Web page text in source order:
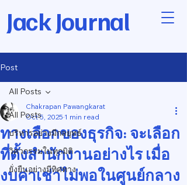
Jack Journal
Post
All Posts
บริหารอย่างมีกลยุทธ์
วิศวกรรมในทุกมิติ
ยั่งยืนอย่างมีทิศทาง
All Posts
ทางเลือกของธุรกิจ: จะเลือก
ที่ตั้งสำนักงานอย่างไร เมื่อ
งบค่าเช่าไม่พอในศูนย์กลาง
Chakrapan Pawangkarat
Oct 5, 2025 1 min read